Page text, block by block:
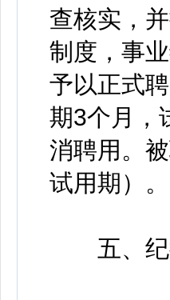
查核实，
制度，事
予以正式
期3个月，
消聘用。
试用期）。
五、纪